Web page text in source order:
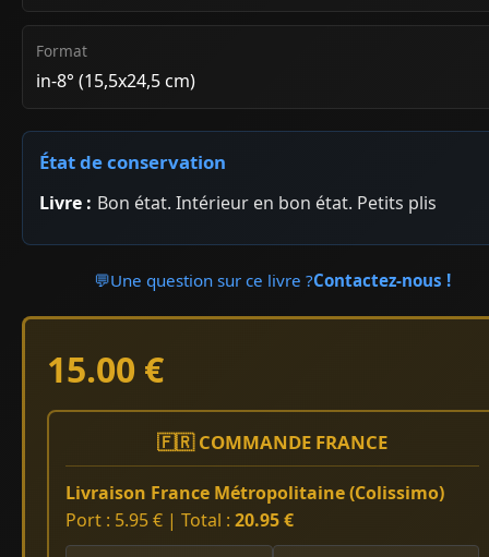
Format
in-8° (15,5x24,5 cm)
État de conservation
Livre : Bon état. Intérieur en bon état. Petits plis
💬Une question sur ce livre ?Contactez-nous !
15.00 €
🇫🇷 COMMANDE FRANCE
Livraison France Métropolitaine (Colissimo)
Port : 5.95 € | Total : 20.95 €